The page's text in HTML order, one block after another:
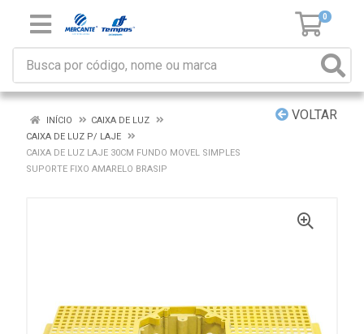
0
VOLTAR
INÍCIO
CAIXA DE LUZ
CAIXA DE LUZ P/ LAJE
CAIXA DE LUZ LAJE 30CM FUNDO MOVEL SIMPLES
SUPORTE FIXO AMARELO BRASIP